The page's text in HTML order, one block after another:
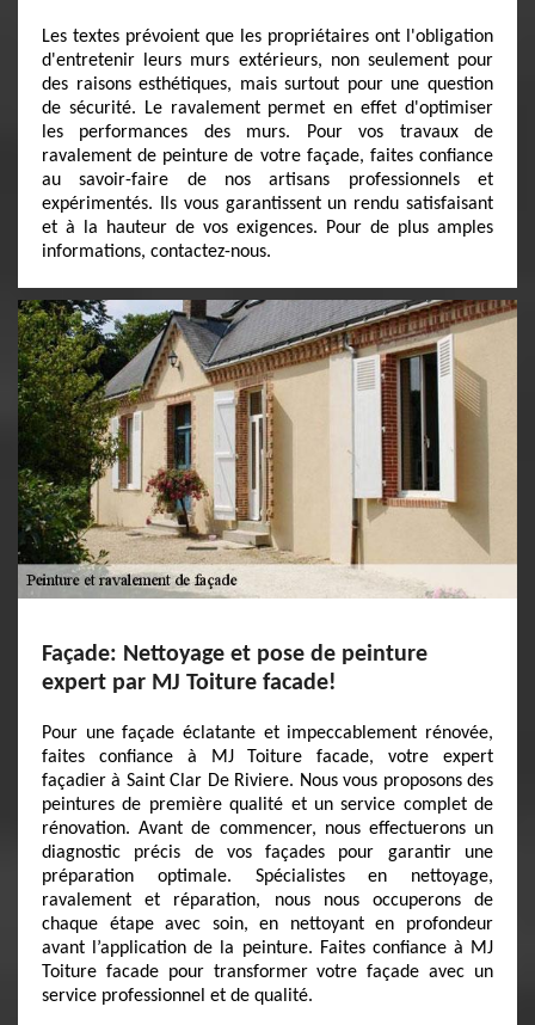
Les textes prévoient que les propriétaires ont l'obligation
d'entretenir leurs murs extérieurs, non seulement pour
des raisons esthétiques, mais surtout pour une question
de sécurité. Le ravalement permet en effet d'optimiser
les performances des murs. Pour vos travaux de
ravalement de peinture de votre façade, faites confiance
au savoir-faire de nos artisans professionnels et
expérimentés. Ils vous garantissent un rendu satisfaisant
et à la hauteur de vos exigences. Pour de plus amples
informations, contactez-nous.
Façade: Nettoyage et pose de peinture
expert par MJ Toiture facade!
Pour une façade éclatante et impeccablement rénovée,
faites confiance à MJ Toiture facade, votre expert
façadier à Saint Clar De Riviere. Nous vous proposons des
peintures de première qualité et un service complet de
rénovation. Avant de commencer, nous effectuerons un
diagnostic précis de vos façades pour garantir une
préparation optimale. Spécialistes en nettoyage,
ravalement et réparation, nous nous occuperons de
chaque étape avec soin, en nettoyant en profondeur
avant l’application de la peinture. Faites confiance à MJ
Toiture facade pour transformer votre façade avec un
service professionnel et de qualité.